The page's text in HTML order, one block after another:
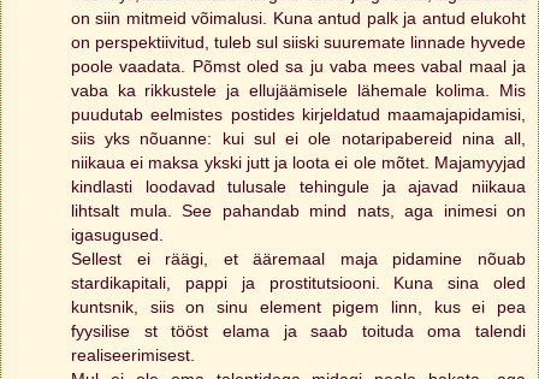
on siin mitmeid võimalusi. Kuna antud palk ja antud elukoht
on perspektiivitud, tuleb sul siiski suuremate linnade hyvede
poole vaadata. Põmst oled sa ju vaba mees vabal maal ja
vaba ka rikkustele ja ellujäämisele lähemale kolima. Mis
puudutab eelmistes postides kirjeldatud maamajapidamisi,
siis yks nõuanne: kui sul ei ole notaripabereid nina all,
niikaua ei maksa ykski jutt ja loota ei ole mõtet. Majamyyjad
kindlasti loodavad tulusale tehingule ja ajavad niikaua
lihtsalt mula. See pahandab mind nats, aga inimesi on
igasugused.
Sellest ei räägi, et ääremaal maja pidamine nõuab
stardikapitali, pappi ja prostitutsiooni. Kuna sina oled
kuntsnik, siis on sinu element pigem linn, kus ei pea
fyysilise st tööst elama ja saab toituda oma talendi
realiseerimisest.